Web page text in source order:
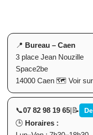
📍 Bureau – Caen
3 place Jean Nouzille
Space2be
14000 Caen 🗺️ Voir
📞07 82 98 19 65|📝
🕒 Horaires :